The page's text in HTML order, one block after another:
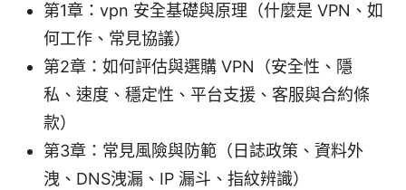
第1章：vpn 安全基礎與原理（什麼是 VPN、如
何工作、常見協議）
第2章：如何評估與選購 VPN（安全性、隱
私、速度、穩定性、平台支援、客服與合約條
款）
第3章：常見風險與防範（日誌政策、資料外
洩、DNS洩漏、IP 漏斗、指紋辨識）